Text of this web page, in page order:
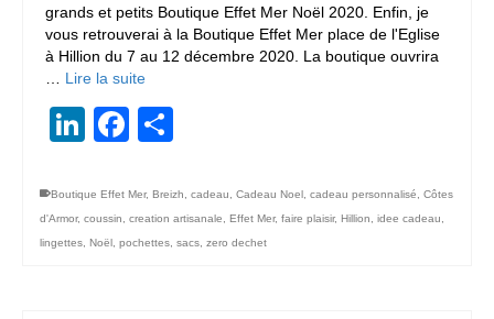
grands et petits Boutique Effet Mer Noël 2020. Enfin, je
vous retrouverai à la Boutique Effet Mer place de l'Eglise
à Hillion du 7 au 12 décembre 2020. La boutique ouvrira
Lire la suite
LinkedIn
Facebook
Boutique Effet Mer, Breizh cadeau Cadeau Noel cadeau personnalisé
Côtes
d'Armor, coussin creation artisanale Effet Mer, faire plaisir, Hillion idee cadeau
lingettes Noël pochettes sacs zero dechet